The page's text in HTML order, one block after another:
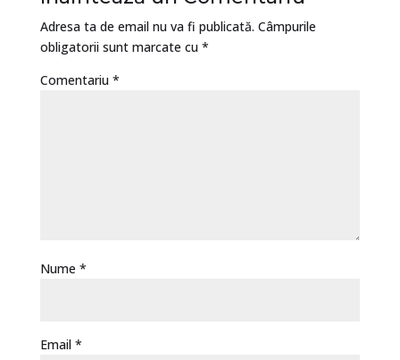
Adresa ta de email nu va fi publicată. Câmpurile
obligatorii sunt marcate cu *
Comentariu *
Nume *
Email *